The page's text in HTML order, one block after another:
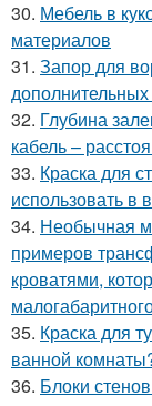
30. Мебель в
материалов
31. Запор для
32. Глубина
кабель –
33. Краска для
использовать в
34. Необычная
примеров
кроватями,
35. Краска для
ванной
36. Блоки